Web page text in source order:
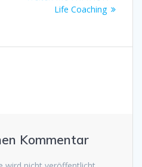
Beitrag:
Life Coaching
Kommentar